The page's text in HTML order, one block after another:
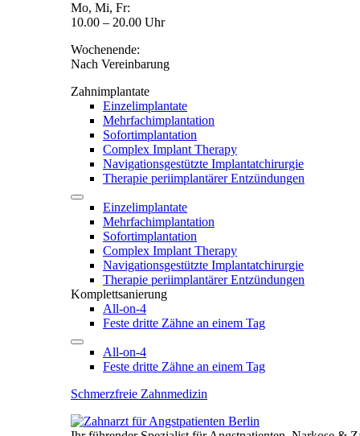
Mo, Mi, Fr:
10.00 – 20.00 Uhr
Wochenende:
Nach Vereinbarung
Zahnimplantate
Einzelimplantate
Mehrfachimplantation
Sofortimplantation
Complex Implant Therapy
Navigationsgestützte Implantatchirurgie
Therapie periimplantärer Entzündungen
Einzelimplantate
Mehrfachimplantation
Sofortimplantation
Complex Implant Therapy
Navigationsgestützte Implantatchirurgie
Therapie periimplantärer Entzündungen
Komplettsanierung
All-on-4
Feste dritte Zähne an einem Tag
All-on-4
Feste dritte Zähne an einem Tag
Schmerzfreie Zahnmedizin